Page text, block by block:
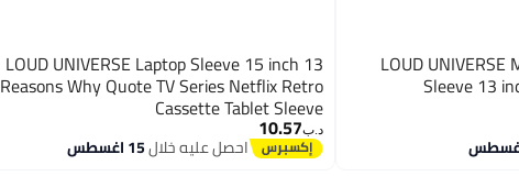
LOUD
Sleeve 13
LOUD UNIVERSE Laptop Sleeve 15 inch 13
Reasons Why Quote TV Series Netflix Retro
Cassette Tablet Sleeve
د.ب‏10.57
احصل عليه خلال15 اغسطس